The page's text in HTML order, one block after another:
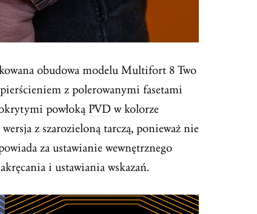
obudowa modelu Multifort 8 Two
z polerowanymi fasetami
powłoką PVD w kolorze
z szarozieloną tarczą, ponieważ nie
za ustawianie wewnętrznego
i ustawiania wskazań.